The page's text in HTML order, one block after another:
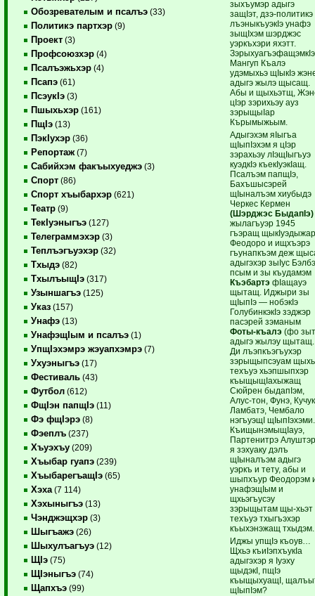
Обозревателым и псалъэ (33)
Политикэ партхэр (9)
Проект (3)
Профсоюзхэр (4)
Псалъэжьхэр (4)
Псапэ (61)
ПсэукIэ (3)
Пшыхьхэр (161)
ПщIэ (13)
ПэкIухэр (36)
Репортаж (7)
Сабийхэм факъыхуеджэ (3)
Спорт (86)
Спорт хъыбархэр (621)
Театр (9)
ТекIуэныгъэ (127)
Телеграммэхэр (3)
Теплъэгъуэхэр (32)
Тхыдэ (82)
ТхылъыщIэ (317)
Узыншагъэ (125)
Указ (157)
Унафэ (13)
УнафэщIым и псалъэ (1)
УпщIэхэмрэ жэуапхэмрэ (7)
Ухуэныгъэ (17)
Фестиваль (43)
Футбол (612)
ФщIэн папщIэ (11)
Фэ фщIэрэ (8)
Фэеплъ (237)
Хъуэхъу (209)
Хъыбар гуапэ (239)
ХъыбарегъащIэ (65)
Хэха (7 114)
Хэхыныгъэ (13)
Чэнджэщхэр (3)
Шыгъажэ (26)
Шыхулъагъуэ (12)
ЩIэ (75)
ЩIэныгъэ (74)
Щапхъэ (99)
зыхъумэр адыгэ
защIэт, дзэ-политикэ
лъэныкъуэкIэ унафэ
зыщIхэм шэрджэс
уэркъхэри яхэтт.
Мангуп Къалэ
удэмыхьэ щIыкIэ
адыгэ жылэ щысащ.
Абы и щыхьэтщ,
цIэр зэрихьэу ауз
зэрыщыIар
Кърымыжьым.
Адыгэхэм яIыгъа
щIыпIэхэм я цIэр
зэрахьэу лIэщIыгъуэ
куэдкIэ къекIуэкIащ.
Псалъэм папщIэ,
Бахъшысэрей
щIыналъэм хиубыдэ
Черкес Кермен
(Шэрджэс БыдапIэ)
жылагъуэр 1945
гъэращ
Феодоро и ищхъэрэ
гъунапкъэм деж
адыгэхэр зыIус
псым и зы къудамэм
Къэбартэ фIащауэ
щытащ. Иджыри зы
щIыпIэ — нобэкIэ
ГолубинкэкIэ зэджэр
пасэрей зэманым
Фоты-къалэ (фо
адыгэ жылэу щытащ.
Ди лъэпкъэгъухэр
зэрыщыпсэуам
техъуэ хьэпшыпхэр
къыщыщIахыжащ
Сюйрен быдапIэм,
Алус-тон, Фунэ,
Ламбатэ, Чембало
нэгъуэщI щIыпIэхэми.
КъищынэмыщIауэ,
Партенитрэ
я зэхуаку дэлъ
щIыналъэм адыгэ
уэркъ и тету, абы и
шыпхъур Феодорэм
унафэщIым и
щхьэгъусэу
зэрыщытам щы-хьэт
техъуэ тхыгъэхэр
къыхэнэжащ тхыдэм.
Иджы упщIэ къоув…
Щхьэ къиIэпхъукIа
адыгэхэр я Iуэху
щыдэкI, пщIэ
къыщыхуащI,
щIыпIэм?